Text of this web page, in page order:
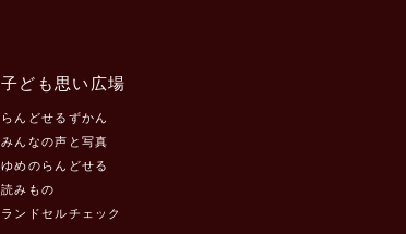
子ども思い広場
らんどせるずかん
みんなの声と写真
ゆめのらんどせる
読みもの
ランドセルチェック